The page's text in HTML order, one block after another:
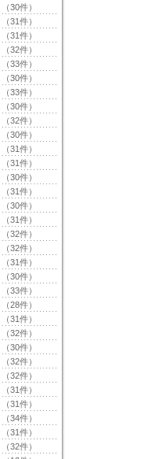
（30件）
（31件）
（31件）
（32件）
（33件）
（30件）
（33件）
（30件）
（32件）
（30件）
（31件）
（31件）
（30件）
（31件）
（30件）
（31件）
（32件）
（32件）
（31件）
（30件）
（33件）
（28件）
（31件）
（32件）
（30件）
（32件）
（32件）
（31件）
（31件）
（34件）
（31件）
（32件）